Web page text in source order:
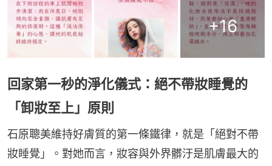
+16
回家第一秒的淨化儀式：絕不帶妝睡覺的
「卸妝至上」原則
石原聰美維持好膚質的第一條鐵律，就是「絕對不帶
妝睡覺」。對她而言，妝容與外界髒汙是肌膚最大的